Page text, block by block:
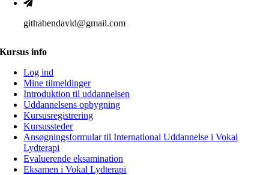
githabendavid@gmail.com
Kursus info
Log ind
Mine tilmeldinger
Introduktion til uddannelsen
Uddannelsens opbygning
Kursusregistrering
Kursussteder
Ansøgningsformular til International Uddannelse i Vokal
Lydterapi
Evaluerende eksamination
Eksamen i Vokal Lydterapi